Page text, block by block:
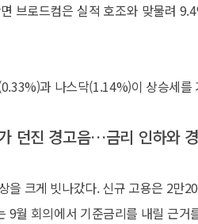
브로드컴은 실적 호조와 맞물려
과 나스닥(1.14%)이 상승세
던진 경고음…금리 인하와
을 크게 빗나갔다. 신규 고용은 2만
9월 회의에서 기준금리를 내릴 근